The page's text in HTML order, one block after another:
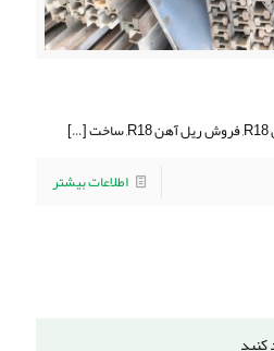
[…]
اطلاعات بیشتر